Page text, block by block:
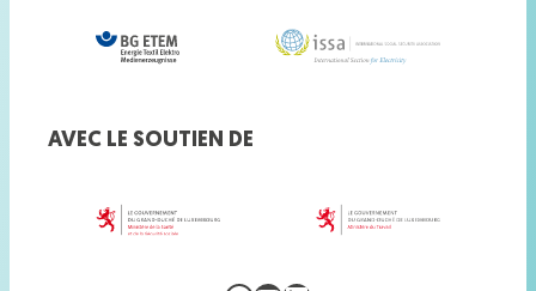
AVEC LE SOUTIEN DE